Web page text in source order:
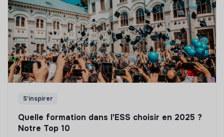
S'inspirer
Quelle formation dans l'ESS choisir en 2025 ?
Notre Top 10